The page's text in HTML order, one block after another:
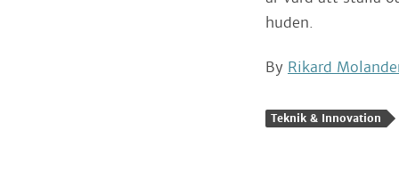
huden.
By Rikard
Teknik & Innovation